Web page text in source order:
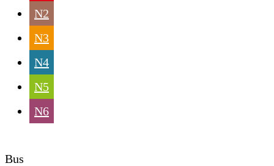
N2
N3
N4
N5
N6
Bus